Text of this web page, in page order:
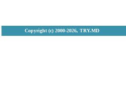
Copyright (с) 2000-2026, TRY.MD